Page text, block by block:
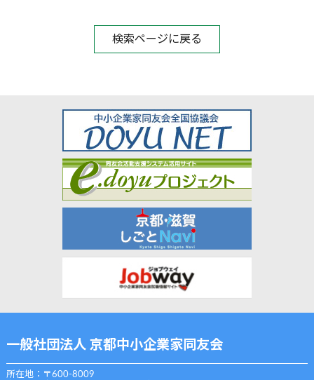
検索ページに戻る
一般社団法人 京都中小企業家同友会
所在地：〒600-8009